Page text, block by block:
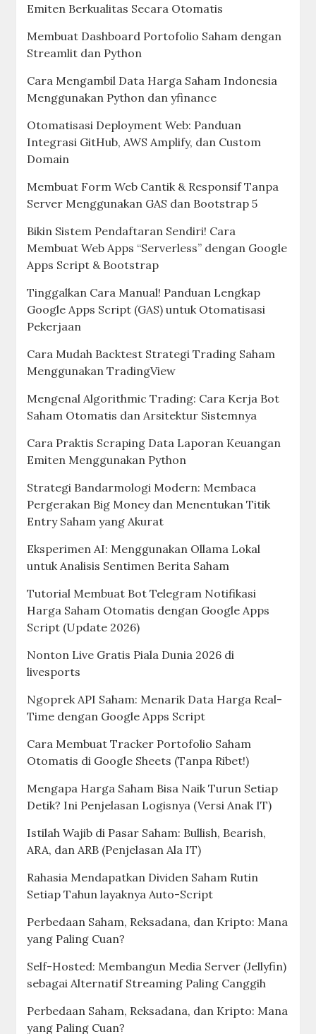
Emiten Berkualitas Secara Otomatis
Membuat Dashboard Portofolio Saham dengan
Streamlit dan Python
Cara Mengambil Data Harga Saham Indonesia
Menggunakan Python dan yfinance
Otomatisasi Deployment Web: Panduan
Integrasi GitHub, AWS Amplify, dan Custom
Domain
Membuat Form Web Cantik & Responsif Tanpa
Server Menggunakan GAS dan Bootstrap 5
Bikin Sistem Pendaftaran Sendiri! Cara
Membuat Web Apps “Serverless” dengan Google
Apps Script & Bootstrap
Tinggalkan Cara Manual! Panduan Lengkap
Google Apps Script (GAS) untuk Otomatisasi
Pekerjaan
Cara Mudah Backtest Strategi Trading Saham
Menggunakan TradingView
Mengenal Algorithmic Trading: Cara Kerja Bot
Saham Otomatis dan Arsitektur Sistemnya
Cara Praktis Scraping Data Laporan Keuangan
Emiten Menggunakan Python
Strategi Bandarmologi Modern: Membaca
Pergerakan Big Money dan Menentukan Titik
Entry Saham yang Akurat
Eksperimen AI: Menggunakan Ollama Lokal
untuk Analisis Sentimen Berita Saham
Tutorial Membuat Bot Telegram Notifikasi
Harga Saham Otomatis dengan Google Apps
Script (Update 2026)
Nonton Live Gratis Piala Dunia 2026 di
livesports
Ngoprek API Saham: Menarik Data Harga Real-
Time dengan Google Apps Script
Cara Membuat Tracker Portofolio Saham
Otomatis di Google Sheets (Tanpa Ribet!)
Mengapa Harga Saham Bisa Naik Turun Setiap
Detik? Ini Penjelasan Logisnya (Versi Anak IT)
Istilah Wajib di Pasar Saham: Bullish, Bearish,
ARA, dan ARB (Penjelasan Ala IT)
Rahasia Mendapatkan Dividen Saham Rutin
Setiap Tahun layaknya Auto-Script
Perbedaan Saham, Reksadana, dan Kripto: Mana
yang Paling Cuan?
Self-Hosted: Membangun Media Server (Jellyfin)
sebagai Alternatif Streaming Paling Canggih
Perbedaan Saham, Reksadana, dan Kripto: Mana
yang Paling Cuan?